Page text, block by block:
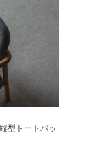
型トートバッ